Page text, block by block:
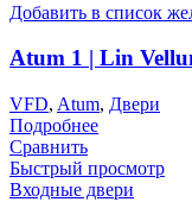
Добавить в список
Atum 1 | Lin
VFD, Atum, Двери
Подробнее
Сравнить
Быстрый просмотр
Входные двери